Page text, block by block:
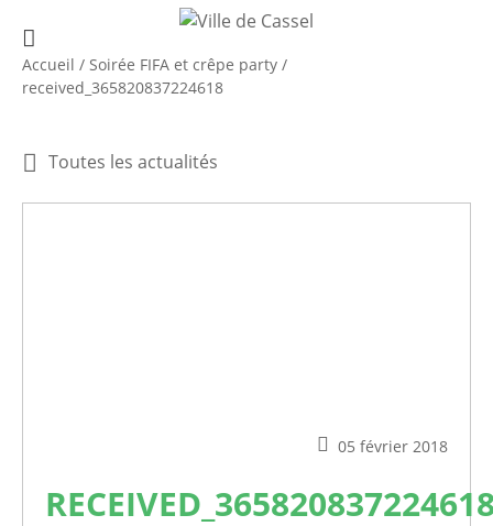
Accueil / Soirée FIFA et crêpe party /
received_365820837224618
Toutes les actualités
05 février 2018